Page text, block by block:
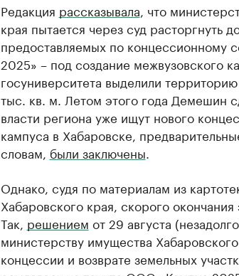
Редакция рассказывала , что
края пытается через суд расторгнуть
предоставляемых по
2025» – под создание межвузовского
госуниверситета выделили
тыс. кв. м. Летом этого года Демешин
власти региона уже ищут нового
кампуса в Хабаровске,
словам, были заключены
Однако, судя по материалам из
Хабаровского края, скорого окончания
Так, решением от 29 августа
министерству имущества
концессии и возврате земельных